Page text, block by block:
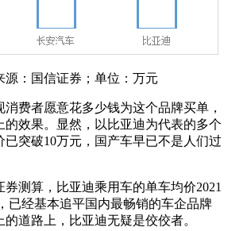
源：国信证券；单位：万元
费者愿意花多少钱为这个品牌买单，
的效果。显然，以比亚迪为代表的多个
突破10万元，国产车早已不是人们过
券测算，比亚迪乘用车的单车均价2021
已经基本追平国内最畅销的车企品牌
道路上，比亚迪无疑是佼佼者。